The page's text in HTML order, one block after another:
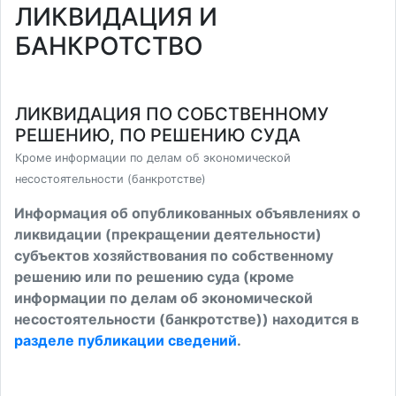
ЛИКВИДАЦИЯ И
БАНКРОТСТВО
ЛИКВИДАЦИЯ ПО СОБСТВЕННОМУ
РЕШЕНИЮ, ПО РЕШЕНИЮ СУДА
Кроме информации по делам об экономической
несостоятельности (банкротстве)
Информация об опубликованных объявлениях о
ликвидации (прекращении деятельности)
субъектов хозяйствования по собственному
решению или по решению суда (кроме
информации по делам об экономической
несостоятельности (банкротстве)) находится в
разделе публикации сведений.